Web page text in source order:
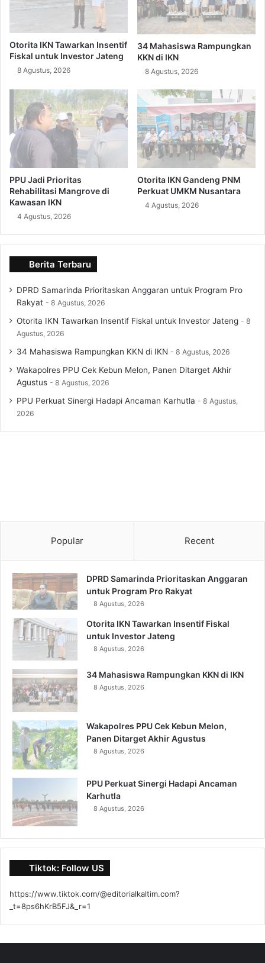
Otorita IKN Tawarkan Insentif
Fiskal untuk Investor Jateng
8 Agustus, 2026
34 Mahasiswa Rampungkan
KKN di IKN
8 Agustus, 2026
PPU Jadi Prioritas
Rehabilitasi Mangrove di
Kawasan IKN
4 Agustus, 2026
Otorita IKN Gandeng PNM
Perkuat UMKM Nusantara
4 Agustus, 2026
Berita Terbaru
DPRD Samarinda Prioritaskan Anggaran untuk Program Pro
Rakyat
8 Agustus, 2026
Otorita IKN Tawarkan Insentif Fiskal untuk Investor Jateng
8
Agustus, 2026
34 Mahasiswa Rampungkan KKN di IKN 8 Agustus, 2026
Wakapolres PPU Cek Kebun Melon, Panen Ditarget Akhir
Agustus
8 Agustus, 2026
PPU Perkuat Sinergi Hadapi Ancaman Karhutla
8 Agustus,
2026
Popular Recent
DPRD Samarinda Prioritaskan Anggaran
untuk Program Pro Rakyat
8 Agustus, 2026
Otorita IKN Tawarkan Insentif Fiskal
untuk Investor Jateng
8 Agustus, 2026
34 Mahasiswa Rampungkan KKN di IKN
8 Agustus, 2026
Wakapolres PPU Cek Kebun Melon,
Panen Ditarget Akhir Agustus
8 Agustus, 2026
PPU Perkuat Sinergi Hadapi Ancaman
Karhutla
8 Agustus, 2026
Tiktok: Follow US
https://www.tiktok.com/@editorialkaltim.com?
_t=8ps6hKrB5FJ&_r=1